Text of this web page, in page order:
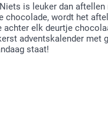
is leuker dan
chocolade, wordt het
achter elk deurtje
adventskalender
staat!